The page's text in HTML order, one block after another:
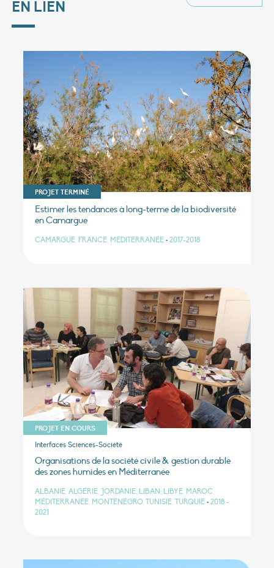
EN LIEN
PROJET TERMINÉ
Estimer les tendances à long-terme de la biodiversité
en Camargue
CAMARGUE, FRANCE, MÉDITERRANÉE • 2017-2018
PROJET EN COURS
Interfaces Sciences-Société
Organisations de la société civile & gestion durable
des zones humides en Méditerranée
ALBANIE, ALGÉRIE, JORDANIE, LIBAN, LIBYE, MAROC,
MÉDITERRANÉE, MONTÉNÉGRO, TUNISIE, TURQUIE • 2018 -
2021